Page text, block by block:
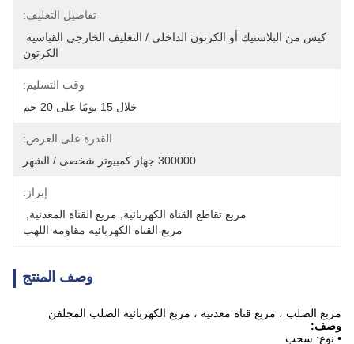
تفاصيل التغليف:
الكرتون
وقت التسليم:
خلال 15 يومًا على 20 جم
القدرة على العرض:
300000 جهاز كمبيوتر شخصى / الشهر
إبراز:
مربع تقاطع القناة الكهربائية
مربع القناة المعدنية
مربع القناة الكهربائية مقاومة اللهب
وصف المنتج
مربع الصلب ، مربع قناة معدنية ، مربع الكهربائية الصلب المجلفن
وصف:
• نوع: سحب